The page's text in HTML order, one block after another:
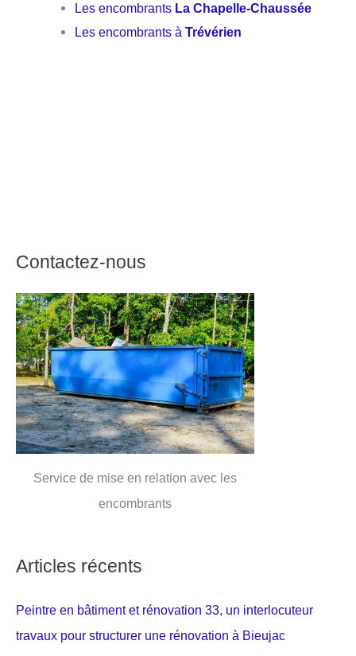
Les encombrants La Chapelle-Chaussée
Les encombrants àTrévérien
Contactez-nous
Service de mise en relation avec les
encombrants
Articles récents
Peintre en bâtiment et rénovation 33, un interlocuteur
travaux pour structurer une rénovation à Bieujac